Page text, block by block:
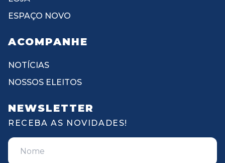
ESPAÇO NOVO
ACOMPANHE
NOTÍCIAS
NOSSOS ELEITOS
NEWSLETTER
RECEBA AS NOVIDADES!